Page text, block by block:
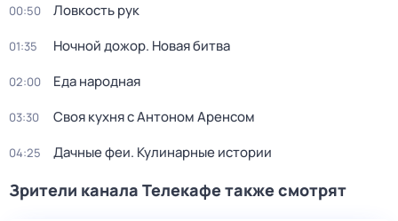
00:50 Ловкость рук
01:35 Ночной дожор. Новая битва
02:00 Еда народная
03:30 Своя кухня с Антоном Аренсом
04:25 Дачные феи. Кулинарные истории
Зрители канала Телекафе также смотрят